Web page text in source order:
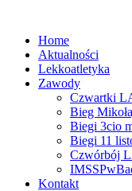
Home
Aktualności
Lekkoatletyka
Zawody
Czwartki
Bieg
Biegi 3cio
Biegi 11
Czwórbój
Kontakt